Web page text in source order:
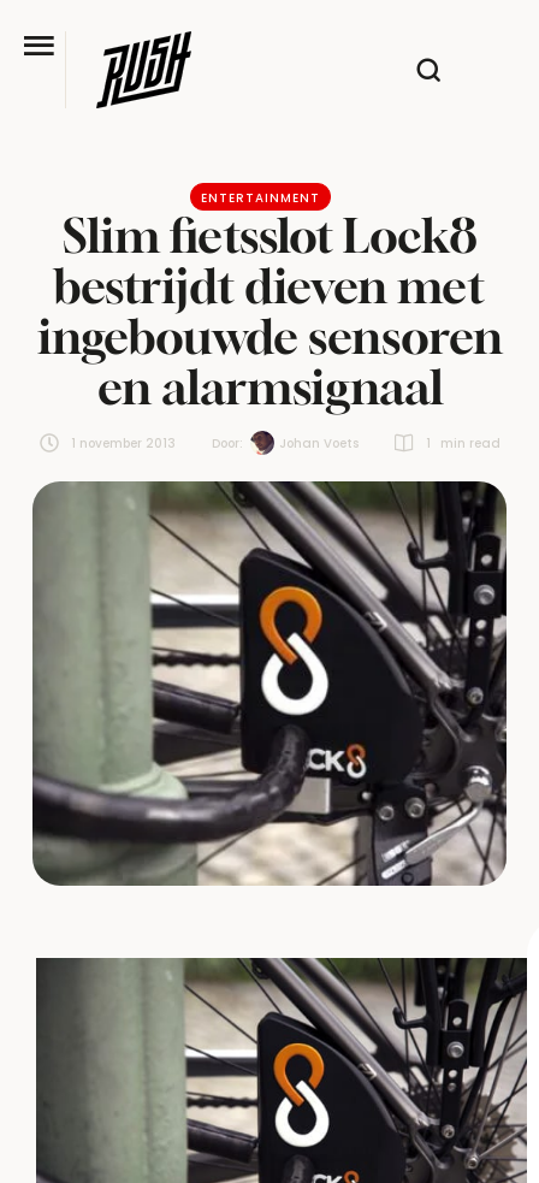
ENTERTAINMENT
Slim fietsslot Lock8
bestrijdt dieven met
ingebouwde sensoren
en alarmsignaal
1 november 2013 Door: Johan Voets 1 min read